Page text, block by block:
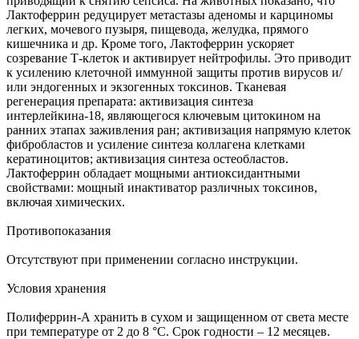
Лактоферрин редуцирует метастазы аденомы и карциномы
легких, мочевого пузыря, пищевода, желудка, прямого
кишечника и др. Кроме того, Лактоферрин ускоряет
созревание Т-клеток и активирует нейтрофилы. Это приводит
к усилению клеточной иммунной защиты против вирусов и/
или эндогенных и экзогенных токсинов. Тканевая
регенерация препарата: активизация синтеза
интерлейкина-18, являющегося ключевым цитокином на
ранних этапах заживления ран; активизация напрямую клеток
фибробластов и усиление синтеза коллагена клетками
кератиноцитов; активизация синтеза остеобластов.
Лактоферрин обладает мощными антиоксидантными
свойствами: мощный инактиватор различных токсинов,
включая химических.
Противопоказания
Отсутствуют при применении согласно инструкции.
Условия хранения
Полиферрин-А хранить в сухом и защищенном от света месте
при температуре от 2 до 8 °С. Срок годности – 12 месяцев.